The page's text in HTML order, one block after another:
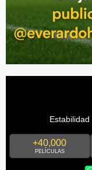
+40,000
PELÍCULAS